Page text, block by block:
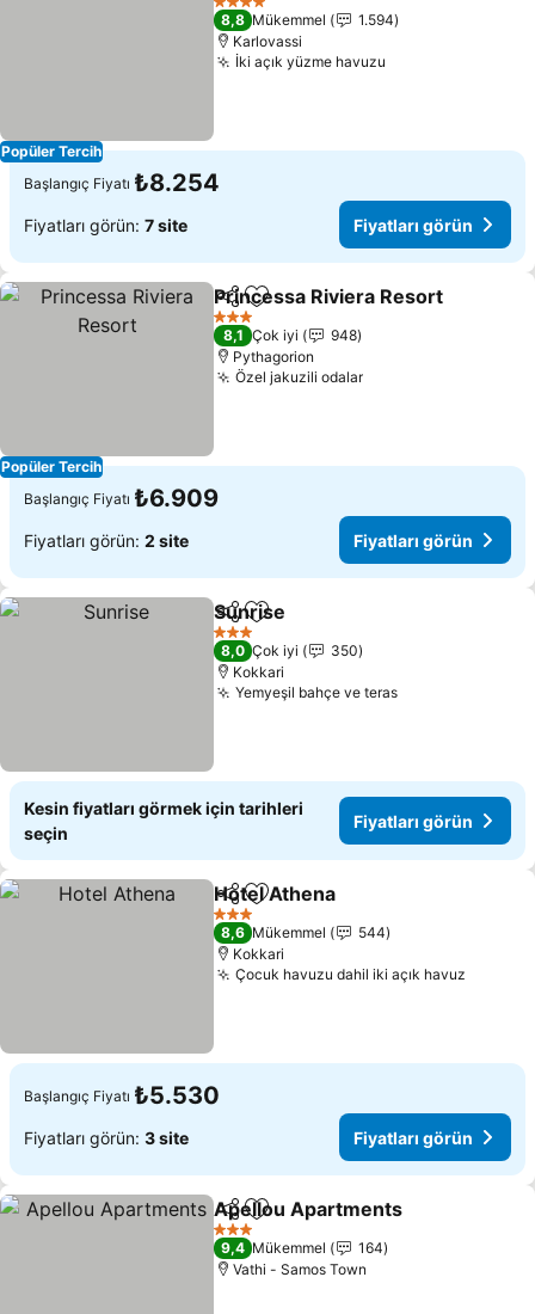
Popüler Tercih
4 Yıldız
8,8 Mükemmel
1.594
Karlovassi
İki açık yüzme havuzu
Başlangıç Fiyatı ₺8.254
Fiyatları görün: 7 site Fiyatları görün
Popüler Tercih
PaylaşFavorilerime ekle
Princessa Riviera Resort
3 Yıldız
8,1 Çok iyi
948
Pythagorion
Özel jakuzili odalar
Başlangıç Fiyatı ₺6.909
Fiyatları görün: 2 site Fiyatları görün
PaylaşFavorilerime ekle
Sunrise
3 Yıldız
8,0 Çok iyi
350
Kokkari
Yemyeşil bahçe ve teras
Kesin fiyatları görmek için tarihleri
seçin
Fiyatları görün
PaylaşFavorilerime ekle
Hotel Athena
3 Yıldız
8,6 Mükemmel
544
Kokkari
Çocuk havuzu dahil iki açık havuz
Başlangıç Fiyatı ₺5.530
Fiyatları görün: 3 site Fiyatları görün
PaylaşFavorilerime ekle
Apellou Apartments
3 Yıldız
9,4 Mükemmel
164
Vathi - Samos Town